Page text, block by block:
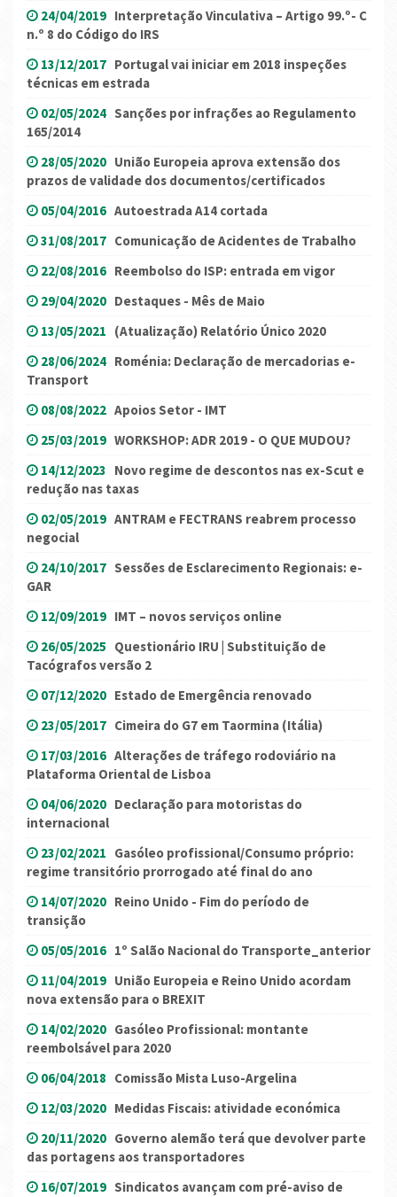
24/04/2019 Interpretação Vinculativa – Artigo 99.º- C
n.º 8 do Código do IRS
13/12/2017 Portugal vai iniciar em 2018 inspeções
técnicas em estrada
02/05/2024 Sanções por infrações ao Regulamento
165/2014
28/05/2020 União Europeia aprova extensão dos
prazos de validade dos documentos/certificados
05/04/2016 Autoestrada A14 cortada
31/08/2017 Comunicação de Acidentes de Trabalho
22/08/2016 Reembolso do ISP: entrada em vigor
29/04/2020 Destaques - Mês de Maio
13/05/2021 (Atualização) Relatório Único 2020
28/06/2024 Roménia: Declaração de mercadorias e-
Transport
08/08/2022 Apoios Setor - IMT
25/03/2019 WORKSHOP: ADR 2019 - O QUE MUDOU?
14/12/2023 Novo regime de descontos nas ex-Scut e
redução nas taxas
02/05/2019 ANTRAM e FECTRANS reabrem processo
negocial
24/10/2017 Sessões de Esclarecimento Regionais: e-
GAR
12/09/2019 IMT – novos serviços online
26/05/2025 Questionário IRU | Substituição de
Tacógrafos versão 2
07/12/2020 Estado de Emergência renovado
23/05/2017 Cimeira do G7 em Taormina (Itália)
17/03/2016 Alterações de tráfego rodoviário na
Plataforma Oriental de Lisboa
04/06/2020 Declaração para motoristas do
internacional
23/02/2021 Gasóleo profissional/Consumo próprio:
regime transitório prorrogado até final do ano
14/07/2020 Reino Unido - Fim do período de
transição
05/05/2016 1º Salão Nacional do Transporte_anterior
11/04/2019 União Europeia e Reino Unido acordam
nova extensão para o BREXIT
14/02/2020 Gasóleo Profissional: montante
reembolsável para 2020
06/04/2018 Comissão Mista Luso-Argelina
12/03/2020 Medidas Fiscais: atividade económica
20/11/2020 Governo alemão terá que devolver parte
das portagens aos transportadores
16/07/2019 Sindicatos avançam com pré-aviso de